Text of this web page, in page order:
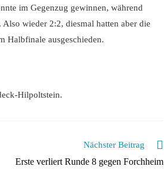
im Gegenzug gewinnen, während
wieder 2:2, diesmal hatten aber die
Halbfinale ausgeschieden.
Hilpoltstein.
Nächster Beitrag
Erste verliert Runde 8 gegen Forchheim